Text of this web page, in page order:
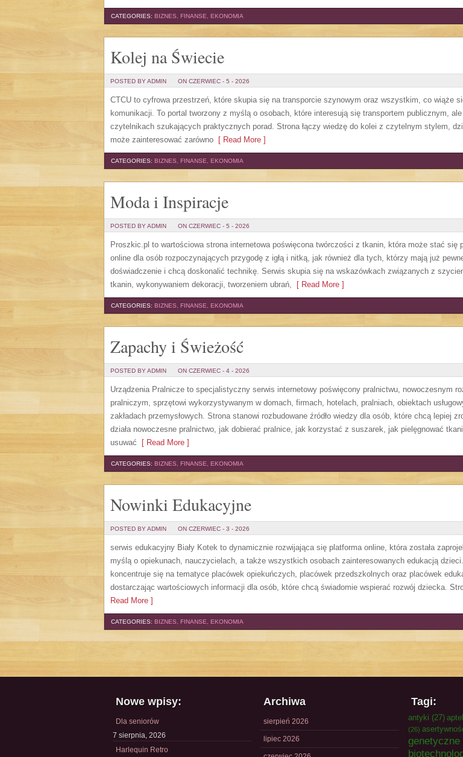
CATEGORIES: BIZNES, FINANSE, EKONOMIA
Kolej na Świecie
POSTED BY ADMIN ON CZERWIEC - 5 - 2026
CTCU to cyfrowa przestrzeń, które skupia się na transporcie szynowym oraz wszystkim, co wiąże
komunikacji. To portal tworzony z myślą o osobach, które interesują się transportem publicznym,
czytelnikach szukających praktycznych porad. Strona łączy wiedzę do kolei z czytelnym stylem,
może zainteresować zarówno [ Read More ]
CATEGORIES: BIZNES, FINANSE, EKONOMIA
Moda i Inspiracje
POSTED BY ADMIN ON CZERWIEC - 5 - 2026
Proszkic.pl to wartościowa strona internetowa poświęcona twórczości z tkanin, która może stać się
online dla osób rozpoczynających przygodę z igłą i nitką, jak również dla tych, którzy mają już
doświadczenie i chcą doskonalić technikę. Serwis skupia się na wskazówkach związanych z
tkanin, wykonywaniem dekoracji, tworzeniem ubrań, [ Read More ]
CATEGORIES: BIZNES, FINANSE, EKONOMIA
Zapachy i Świeżość
POSTED BY ADMIN ON CZERWIEC - 4 - 2026
Urządzenia Pralnicze to specjalistyczny serwis internetowy poświęcony pralnictwu, nowoczesnym
pralniczym, sprzętowi wykorzystywanym w domach, firmach, hotelach, pralniach, obiektach
zakładach przemysłowych. Strona stanowi rozbudowane źródło wiedzy dla osób, które chcą lepiej
działa nowoczesne pralnictwo, jak dobierać pralnice, jak korzystać z suszarek, jak pielęgnować
usuwać [ Read More ]
CATEGORIES: BIZNES, FINANSE, EKONOMIA
Nowinki Edukacyjne
POSTED BY ADMIN ON CZERWIEC - 3 - 2026
serwis edukacyjny Biały Kotek to dynamicznie rozwijająca się platforma online, która została
myślą o opiekunach, nauczycielach, a także wszystkich osobach zainteresowanych edukacją
koncentruje się na tematyce placówek opiekuńczych, placówek przedszkolnych oraz placówek
dostarczając wartościowych informacji dla osób, które chcą świadomie wspierać rozwój dziecka.
Read More ]
CATEGORIES: BIZNES, FINANSE, EKONOMIA
Nowe wpisy:
Dla seniorów
7 sierpnia, 2026
Harlequin Retro
Archiwa
sierpień 2026
lipiec 2026
Tagi:
antyki (27)
(26)
genetyczne